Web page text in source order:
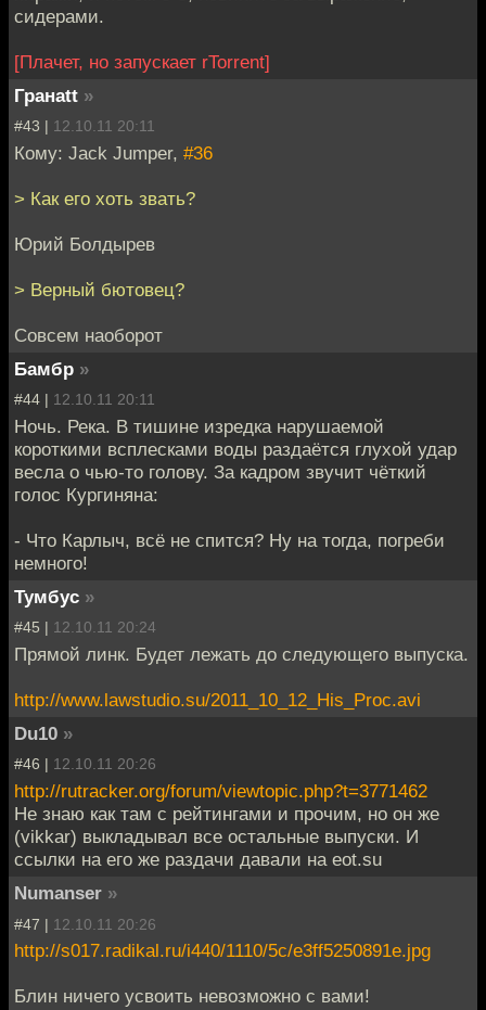
сидерами.
[Плачет, но запускает rTorrent]
Гранаtt »
#43 | 12.10.11 20:11
Кому: Jack Jumper, #36
> Как его хоть звать?
Юрий Болдырев
> Верный бютовец?
Совсем наоборот
Бамбр »
#44 | 12.10.11 20:11
Ночь. Река. В тишине изредка нарушаемой
короткими всплесками воды раздаётся глухой удар
весла о чью-то голову. За кадром звучит чёткий
голос Кургиняна:
- Что Карлыч, всё не спится? Ну на тогда, погреби
немного!
Тумбус »
#45 | 12.10.11 20:24
Прямой линк. Будет лежать до следующего выпуска.
http://www.lawstudio.su/2011_10_12_His_Proc.avi
Du10 »
#46 | 12.10.11 20:26
http://rutracker.org/forum/viewtopic.php?t=3771462
Не знаю как там с рейтингами и прочим, но он же
(vikkar) выкладывал все остальные выпуски. И
ссылки на его же раздачи давали на eot.su
Numanser »
#47 | 12.10.11 20:26
http://s017.radikal.ru/i440/1110/5c/e3ff5250891e.jpg
Блин ничего усвоить невозможно с вами!